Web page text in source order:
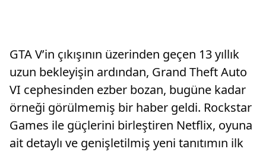
GTA V’in çıkışının üzerinden geçen 13 yıllık
uzun bekleyişin ardından, Grand Theft Auto
VI cephesinden ezber bozan, bugüne kadar
örneği görülmemiş bir haber geldi. Rockstar
Games ile güçlerini birleştiren Netflix, oyuna
ait detaylı ve genişletilmiş yeni tanıtımın ilk